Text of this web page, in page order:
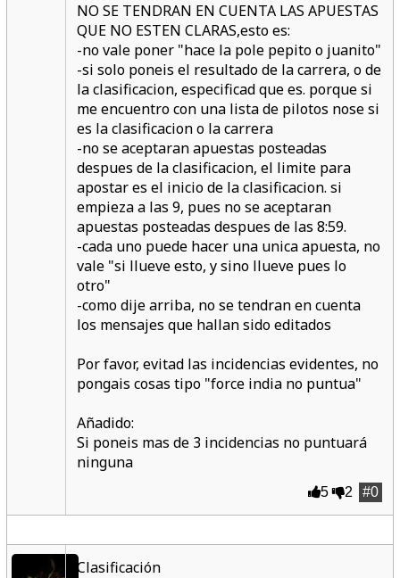
NO SE TENDRAN EN CUENTA LAS APUESTAS
QUE NO ESTEN CLARAS,esto es:
-no vale poner "hace la pole pepito o juanito"
-si solo poneis el resultado de la carrera, o de
la clasificacion, especificad que es. porque si
me encuentro con una lista de pilotos nose si
es la clasificacion o la carrera
-no se aceptaran apuestas posteadas
despues de la clasificacion, el limite para
apostar es el inicio de la clasificacion. si
empieza a las 9, pues no se aceptaran
apuestas posteadas despues de las 8:59.
-cada uno puede hacer una unica apuesta, no
vale "si llueve esto, y sino llueve pues lo
otro"
-como dije arriba, no se tendran en cuenta
los mensajes que hallan sido editados
Por favor, evitad las incidencias evidentes, no
pongais cosas tipo "force india no puntua"
Añadido:
Si poneis mas de 3 incidencias no puntuará
ninguna
#0
5 2
Clasificación